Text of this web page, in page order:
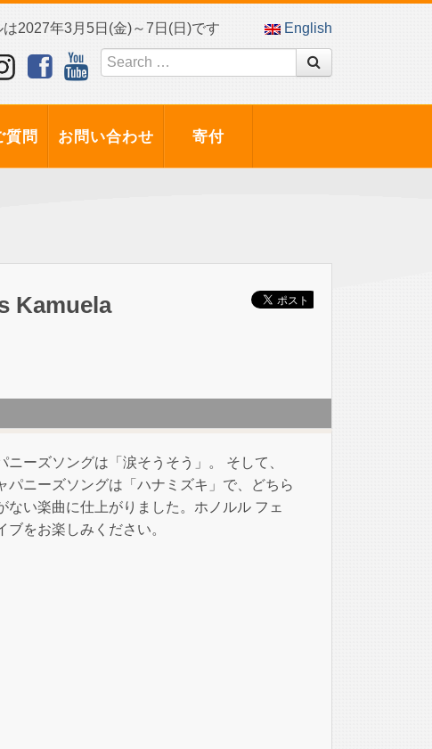
2027年3月5日(金)～7日(日)です English
質問 お問い合わせ 寄付
Kamuela
ニーズソングは「涙そうそう」。 そして、
パニーズソングは「ハナミズキ」で、どちら
ない楽曲に仕上がりました。ホノルル フェ
ブをお楽しみください。